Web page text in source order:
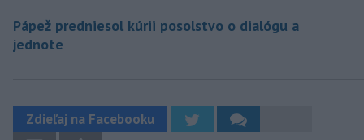
Pápež predniesol kúrii posolstvo o dialógu a
jednote
Zdieľaj na Facebooku